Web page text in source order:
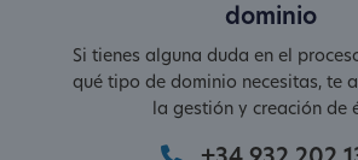
dominio
Si tienes alguna duda en el
qué tipo de dominio necesitas, te
la gestión y creación de